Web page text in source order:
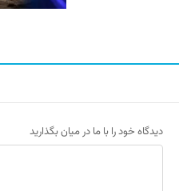
دیدگاه خود را با ما در میان بگذارید